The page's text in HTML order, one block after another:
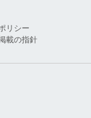
リシー
載の指針